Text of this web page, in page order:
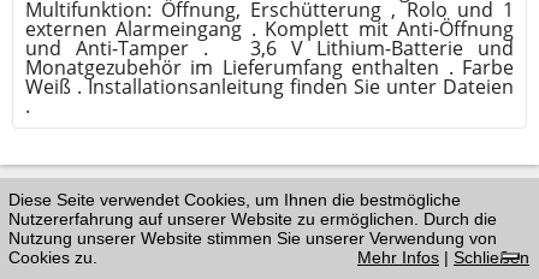
Multifunktion: Öffnung, Erschütterung , Rolo und 1
externen Alarmeingang . Komplett mit Anti-Öffnung
und Anti-Tamper . 3,6 V Lithium-Batterie und
Monatgezubehör im Lieferumfang enthalten . Farbe
Weiß . Installationsanleitung finden Sie unter Dateien
.
Diese Seite verwendet Cookies, um Ihnen die bestmögliche
Nutzererfahrung auf unserer Website zu ermöglichen. Durch die
Nutzung unserer Website stimmen Sie unserer Verwendung von
Cookies zu.
Mehr Infos | Schließen